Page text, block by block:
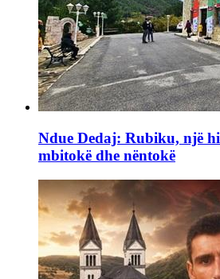
Ndue Dedaj: Rubiku, një
mbitokë dhe nëntokë